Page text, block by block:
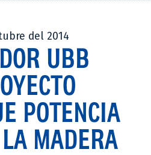
del 2014
UBB
POTENCIA
MADERA